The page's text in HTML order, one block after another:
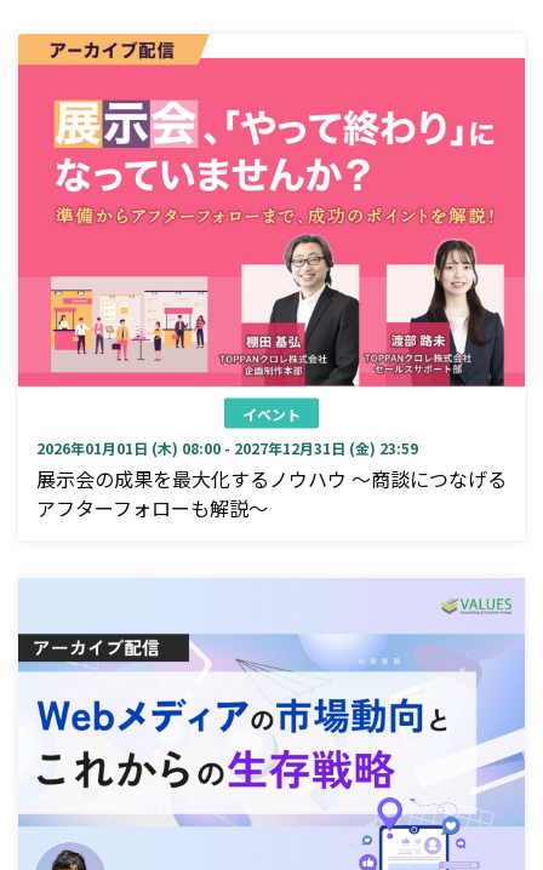
イベント
2026年01月01日 (木) 08:00 - 2027年12月31日 (金) 23:59
展示会の成果を最大化するノウハウ ～商談につなげる
アフターフォローも解説～